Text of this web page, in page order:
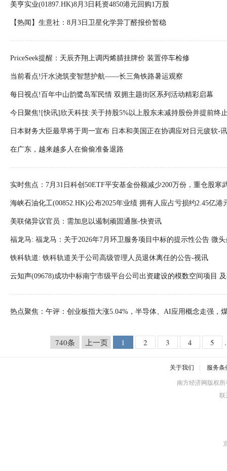
美亨实业(01897.HK)8月3日耗资4850港元回购1万股
【热闻】生意社：8月3日卫星化学异丁醛报价暂稳
PriceSeek提醒：天辰齐翔上调丙烯腈挂牌价 装置停车检修
当前看点!汗水浇筑变智慧护航——长三角铁路暑运观察
每日视点!百年中山韵鹭岛军民情 双拥主题街区系列活动精彩启幕
今日聚焦![快讯]欣天科技:关于持股5%以上股东未减持股份并提前终
日本财务大臣最早将于周一宣布 日本和美国正在协调应对日元疲软-
在广东，越来越多人在偷偷准备退路
实时焦点：7月31日科创50ETF平安基金份额减少200万份，重仓股寒
公司
海峡石油化工(00852.HK)公布2025年业绩 拥有人应占亏损约2.45亿港
美联储异议官员：需加息以遏制顽固通胀-快资讯
福龙马: 福龙马：关于2026年7月环卫服务项目中标的提示性公告 微头
铁科轨道: 铁科轨道关于公司高级管理人员退休离任的公告-视讯
云知声(09678)成功中标南宁市级平台公司出资建设的模数空间项目
热点聚焦：午评：创业板指大涨5.04%，半导体、AI应用概念走强，
740条 上一页 1 2 3 4 5
关于我们 服务条
南方经济网版权
联